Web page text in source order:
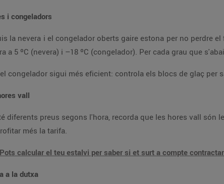
i congeladors
estona per no perdre el fred generat. A més, col·loca'ls en espais ventilats sense llum solar directa i fixa
Truc perquè el congelador sigui més eficient: controla els
vall
les hores vall són les més econòmiques. Aprofita-les per utilitzar els aparells de màxim consum per
i aprofitar més la tarifa.
Pots calcular el teu estalvi per
a la dutxa